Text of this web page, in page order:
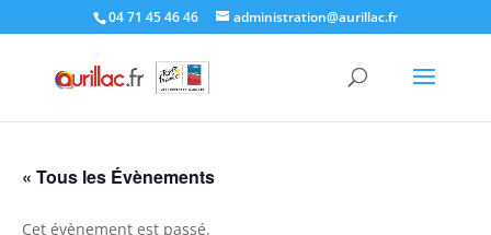
04 71 45 46 46 administration@aurillac.fr
« Tous les Évènements
Cet évènement est passé.